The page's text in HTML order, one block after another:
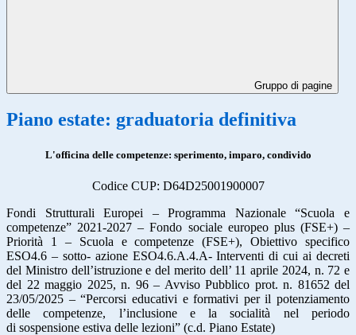
Gruppo di pagine
Piano estate: graduatoria definitiva
L'officina delle competenze: sperimento, imparo, condivido
Codice CUP: D64D25001900007
Fondi Strutturali Europei – Programma Nazionale “Scuola e
competenze” 2021-2027 – Fondo sociale europeo plus (FSE+) –
Priorità 1 – Scuola e competenze (FSE+), Obiettivo specifico
ESO4.6 – sotto- azione ESO4.6.A.4.A- Interventi di cui ai decreti
del Ministro dell’istruzione e del merito dell’ 11 aprile 2024, n. 72 e
del 22 maggio 2025, n. 96 – Avviso Pubblico prot. n. 81652 del
23/05/2025 – “Percorsi educativi e formativi per il potenziamento
delle competenze, l’inclusione e la socialità nel periodo
di sospensione estiva delle lezioni” (c.d. Piano Estate)